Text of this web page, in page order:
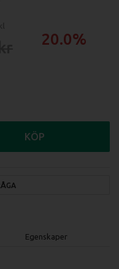
20.0%
KÖP
Egenskaper